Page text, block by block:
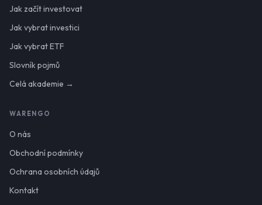
Jak začít investovat
Jak vybrat investici
Jak vybrat ETF
Slovník pojmů
Celá akademie →
WARENGO
O nás
Obchodní podmínky
Ochrana osobních údajů
Kontakt